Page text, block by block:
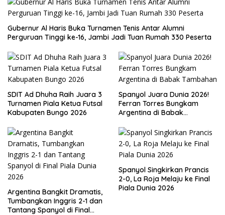
Gubernur Al Haris Buka Turnamen Tenis Antar Alumni
Perguruan Tinggi ke-16, Jambi Jadi Tuan Rumah 330 Peserta
SDIT Ad Dhuha Raih Juara 3
Turnamen Piala Ketua Futsal
Kabupaten Bungo 2026
Spanyol Juara Dunia 2026!
Ferran Torres Bungkam
Argentina di Babak
Argentina Bangkit Dramatis,
Tumbangkan Inggris 2-1 dan
Tantang Spanyol di Final
Spanyol Singkirkan Prancis
2-0, La Roja Melaju ke Final
Piala Dunia 2026